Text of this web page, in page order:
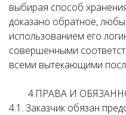
выбирая способ
доказано обратное,
использованием его
совершенными
всеми вытекающими
4.ПРАВА И
4.1. Заказчик обязан